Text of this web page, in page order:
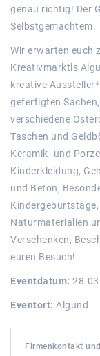
genau richtig! Der
Selbstgemachtem.
Wir erwarten euch
Kreativmarktls
kreative
gefertigten
verschiedene
Taschen und
Keramik- und
Kinderkleidung,
und Beton,
Naturmaterialien
Verschenken,
euren Besuch!
Eventdatum:
Eventort: Algund
Firmenkontakt